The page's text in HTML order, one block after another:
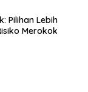
Pilihan Lebih
Merokok